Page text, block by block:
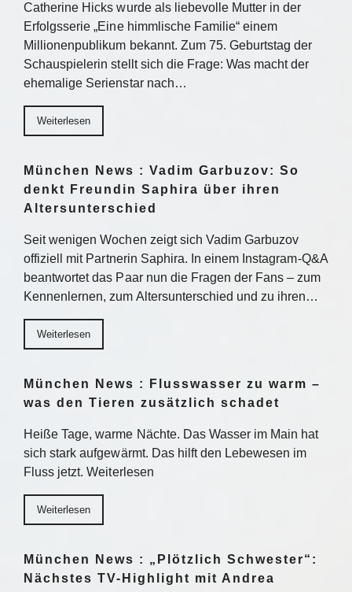
Catherine Hicks wurde als liebevolle Mutter in der
Erfolgsserie „Eine himmlische Familie“ einem
Millionenpublikum bekannt. Zum 75. Geburtstag der
Schauspielerin stellt sich die Frage: Was macht der
ehemalige Serienstar nach…
Weiterlesen
München News : Vadim Garbuzov: So
denkt Freundin Saphira über ihren
Altersunterschied
Seit wenigen Wochen zeigt sich Vadim Garbuzov
offiziell mit Partnerin Saphira. In einem Instagram-Q&A
beantwortet das Paar nun die Fragen der Fans – zum
Kennenlernen, zum Altersunterschied und zu ihren…
Weiterlesen
München News : Flusswasser zu warm –
was den Tieren zusätzlich schadet
Heiße Tage, warme Nächte. Das Wasser im Main hat
sich stark aufgewärmt. Das hilft den Lebewesen im
Fluss jetzt. Weiterlesen
Weiterlesen
München News : „Plötzlich Schwester“:
Nächstes TV-Highlight mit Andrea